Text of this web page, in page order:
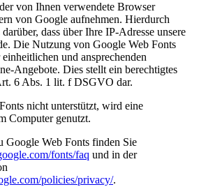
von Ihnen verwendete Browser
von Google aufnehmen. Hierdurch
dass über Ihre IP-Adresse unsere
Die Nutzung von Google Web Fonts
und ansprechenden
Angebote. Dies stellt ein berechtigtes
6 Abs. 1 lit. f DSGVO dar.
nicht unterstützt, wird eine
Computer genutzt.
Google Web Fonts finden Sie
fonts/faq und in der
policies/privacy/.